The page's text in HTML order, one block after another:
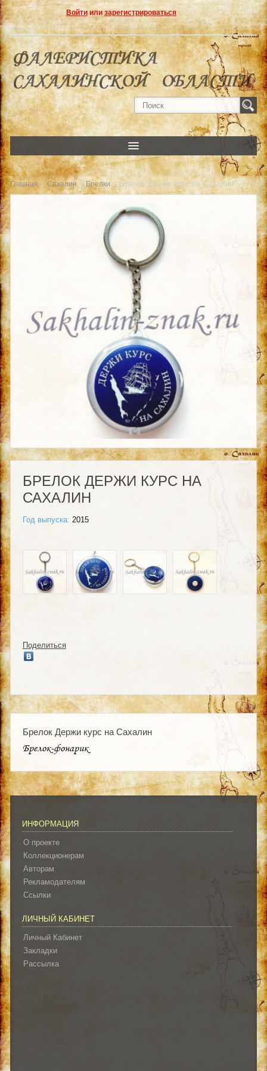
Войтиили зарегистрироваться
Главная » Сахалин»Брелки » Брелок Держи курс на Сахалин
БРЕЛОК ДЕРЖИ КУРС НА
САХАЛИН
Год выпуска: 2015
Поделиться
Брелок Держи курс на Сахалин
Брелок-фонарик
ИНФОРМАЦИЯ
О проекте
Коллекционерам
Авторам
Рекламодателям
Ссылки
ЛИЧНЫЙ КАБИНЕТ
Личный Кабинет
Закладки
Рассылка